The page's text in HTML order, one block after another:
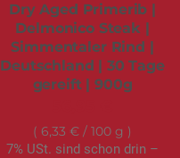
Dry Aged Primerib |
Delmonico Steak |
Simmentaler Rind |
Deutschland | 30 Tage
gereift | 900g
6,33 € / 100 g
7% USt. sind schon drin –